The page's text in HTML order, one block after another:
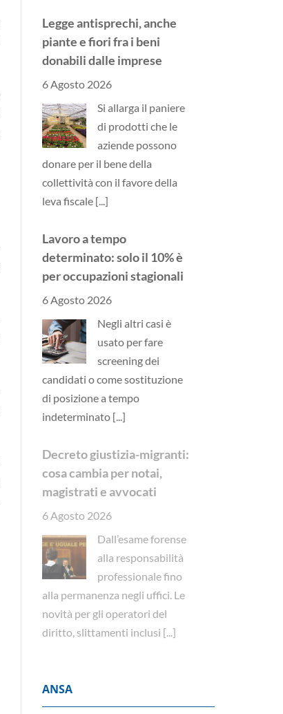
Legge antisprechi, anche
piante e fiori fra i beni
donabili dalle imprese
6 Agosto 2026
Si allarga il paniere
di prodotti che le
aziende possono
donare per il bene della
collettività con il favore della
leva fiscale [...]
Lavoro a tempo
determinato: solo il 10% è
per occupazioni stagionali
6 Agosto 2026
Negli altri casi è
usato per fare
screening dei
candidati o come sostituzione
di posizione a tempo
indeterminato [...]
Decreto giustizia-migranti:
cosa cambia per notai,
magistrati e avvocati
6 Agosto 2026
Dall’esame forense
alla responsabilità
professionale fino
alla permanenza negli uffici. Le
novità per gli operatori del
diritto, slittamenti inclusi [...]
ANSA